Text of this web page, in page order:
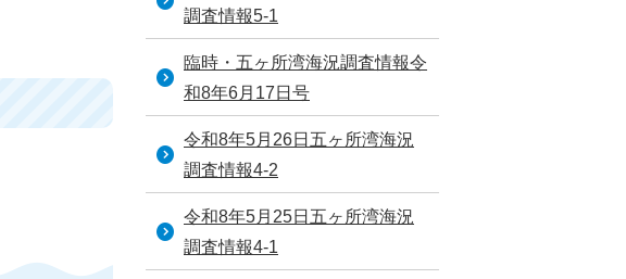
調査情報5-1
臨時・五ヶ所湾海況調査情報令
和8年6月17日号
令和8年5月26日五ヶ所湾海況
調査情報4-2
令和8年5月25日五ヶ所湾海況
調査情報4-1